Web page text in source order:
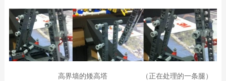
高界墙的矮高塔 （正在处理的一条腿）